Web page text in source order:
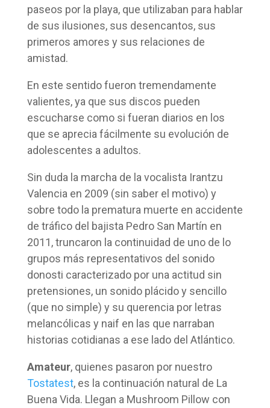
paseos por la playa, que utilizaban para hablar
de sus ilusiones, sus desencantos, sus
primeros amores y sus relaciones de
amistad.
En este sentido fueron tremendamente
valientes, ya que sus discos pueden
escucharse como si fueran diarios en los
que se aprecia fácilmente su evolución de
adolescentes a adultos.
Sin duda la marcha de la vocalista Irantzu
Valencia en 2009 (sin saber el motivo) y
sobre todo la prematura muerte en accidente
de tráfico del bajista Pedro San Martín en
2011, truncaron la continuidad de uno de lo
grupos más representativos del sonido
donosti caracterizado por una actitud sin
pretensiones, un sonido plácido y sencillo
(que no simple) y su querencia por letras
melancólicas y naif en las que narraban
historias cotidianas a ese lado del Atlántico.
Amateur, quienes pasaron por nuestro
Tostatest, es la continuación natural de La
Buena Vida. Llegan a Mushroom Pillow con